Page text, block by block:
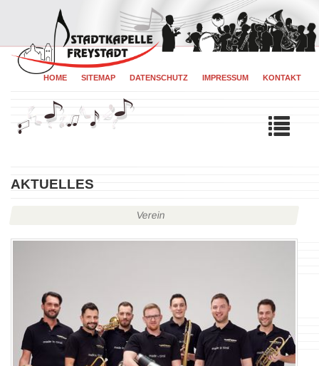
HOME SITEMAP DATENSCHUTZ IMPRESSUM KONTAKT
AKTUELLES
Verein